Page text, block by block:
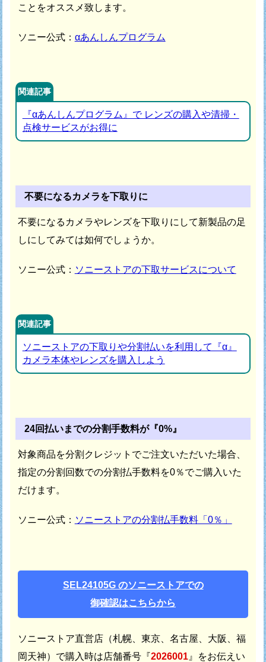
ことをオススメ致します。
ソニー公式： αあんしんプログラム
関連記事
『αあんしんプログラム』で レンズの購入や清掃・
点検サービスがお得に
不要になるカメラを下取りに
不要になるカメラやレンズを下取りにして新製品の足
しにしてみては如何でしょうか。
ソニー公式： ソニーストアの下取サービスについて
関連記事
ソニーストアの下取りや分割払いを利用して『α』
カメラ本体やレンズを購入しよう
24回払いまでの分割手数料が『0%』
対象商品を分割クレジットでご注文いただいた場合、
指定の分割回数での分割払手数料を0％でご購入いた
だけます。
ソニー公式： ソニーストアの分割払手数料「0％」
SEL24105G のソニーストアでの
御確認はこちらから
ソニーストア直営店（札幌、東京、名古屋、大阪、福
岡天神）で購入時は店舗番号『2026001』をお伝えい